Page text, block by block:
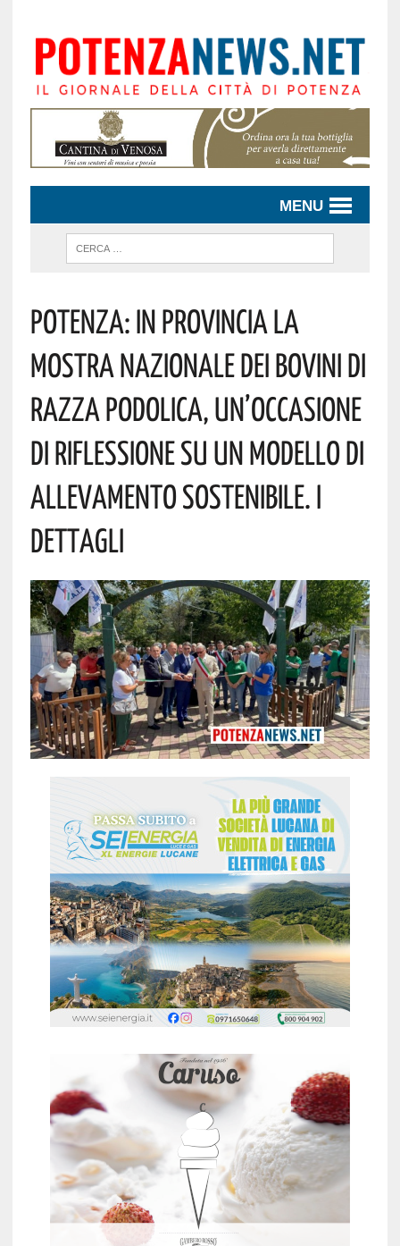
MENU
Potenza: In Provincia La
Mostra Nazionale Dei Bovini Di
Razza Podolica, Un’occasione
Di Riflessione Su Un Modello Di
Allevamento Sostenibile. I
Dettagli